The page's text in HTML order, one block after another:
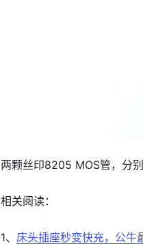
两颗丝印8205 MOS管，分
相关阅读：
1、 床头插座秒变快充，公牛